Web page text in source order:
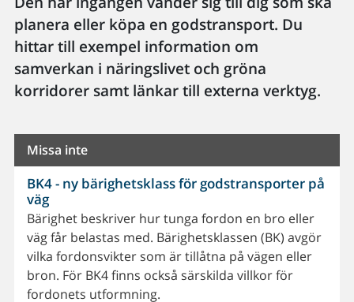
planera eller köpa en godstransport. Du
hittar till exempel information om
samverkan i näringslivet och gröna
korridorer samt länkar till externa verktyg.
Missa inte
BK4 - ny bärighetsklass för godstransporter på
väg
Bärighet beskriver hur tunga fordon en bro eller
väg får belastas med. Bärighetsklassen (BK) avgör
vilka fordonsvikter som är tillåtna på vägen eller
bron. För BK4 finns också särskilda villkor för
fordonets utformning.